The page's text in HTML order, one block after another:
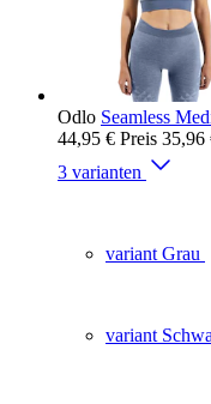
Odlo Seamless
44,95 € Preis 35,96
3 varianten
variant Grau
variant